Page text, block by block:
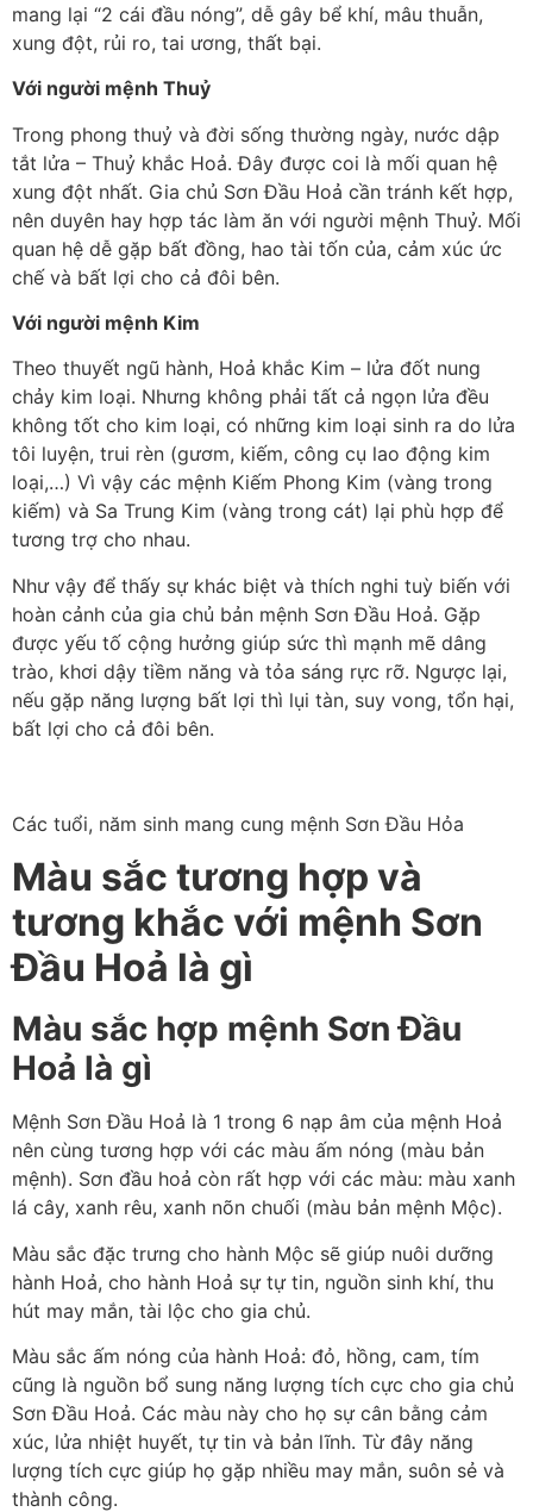
mang lại “2 cái đầu nóng”, dễ gây bể khí, mâu thuẫn,
xung đột, rủi ro, tai ương, thất bại.
Với người mệnh Thuỷ
Trong phong thuỷ và đời sống thường ngày, nước dập
tắt lửa – Thuỷ khắc Hoả. Đây được coi là mối quan hệ
xung đột nhất. Gia chủ Sơn Đầu Hoả cần tránh kết hợp,
nên duyên hay hợp tác làm ăn với người mệnh Thuỷ. Mối
quan hệ dễ gặp bất đồng, hao tài tốn của, cảm xúc ức
chế và bất lợi cho cả đôi bên.
Với người mệnh Kim
Theo thuyết ngũ hành, Hoả khắc Kim – lửa đốt nung
chảy kim loại. Nhưng không phải tất cả ngọn lửa đều
không tốt cho kim loại, có những kim loại sinh ra do lửa
tôi luyện, trui rèn (gươm, kiếm, công cụ lao động kim
loại,…) Vì vậy các mệnh Kiếm Phong Kim (vàng trong
kiếm) và Sa Trung Kim (vàng trong cát) lại phù hợp để
tương trợ cho nhau.
Như vậy để thấy sự khác biệt và thích nghi tuỳ biến với
hoàn cảnh của gia chủ bản mệnh Sơn Đầu Hoả. Gặp
được yếu tố cộng hưởng giúp sức thì mạnh mẽ dâng
trào, khơi dậy tiềm năng và tỏa sáng rực rỡ. Ngược lại,
nếu gặp năng lượng bất lợi thì lụi tàn, suy vong, tổn hại,
bất lợi cho cả đôi bên.
Các tuổi, năm sinh mang cung mệnh Sơn Đầu Hỏa
Màu sắc tương hợp và
tương khắc với mệnh Sơn
Đầu Hoả là gì
Màu sắc hợp mệnh Sơn Đầu
Hoả là gì
Mệnh Sơn Đầu Hoả là 1 trong 6 nạp âm của mệnh Hoả
nên cùng tương hợp với các màu ấm nóng (màu bản
mệnh). Sơn đầu hoả còn rất hợp với các màu: màu xanh
lá cây, xanh rêu, xanh nõn chuối (màu bản mệnh Mộc).
Màu sắc đặc trưng cho hành Mộc sẽ giúp nuôi dưỡng
hành Hoả, cho hành Hoả sự tự tin, nguồn sinh khí, thu
hút may mắn, tài lộc cho gia chủ.
Màu sắc ấm nóng của hành Hoả: đỏ, hồng, cam, tím
cũng là nguồn bổ sung năng lượng tích cực cho gia chủ
Sơn Đầu Hoả. Các màu này cho họ sự cân bằng cảm
xúc, lửa nhiệt huyết, tự tin và bản lĩnh. Từ đây năng
lượng tích cực giúp họ gặp nhiều may mắn, suôn sẻ và
thành công.